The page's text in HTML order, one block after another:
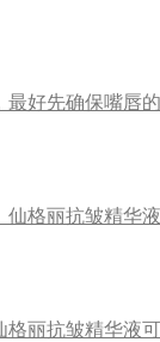
好先确保嘴唇
格丽抗皱精华
丽抗皱精华液